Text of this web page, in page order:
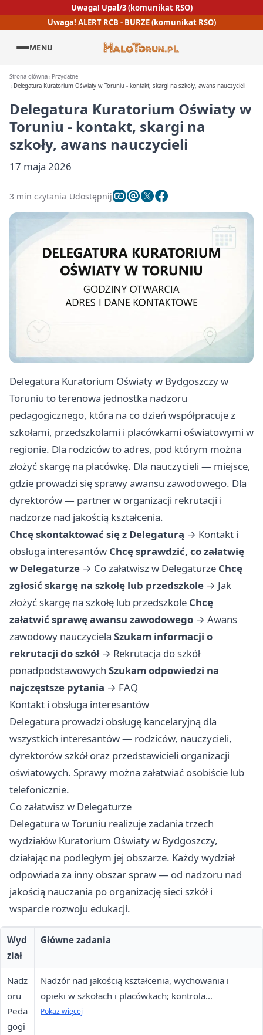
Uwaga! Upał/3 (komunikat RSO)
Uwaga! ALERT RCB - BURZE (komunikat RSO)
MENU
Strona główna
Przydatne
Delegatura Kuratorium Oświaty w Toruniu - kontakt, skargi na szkoły, awans nauczycieli
Delegatura Kuratorium Oświaty w
Toruniu - kontakt, skargi na
szkoły, awans nauczycieli
17 maja 2026
3 min czytania Udostępnij
Delegatura Kuratorium Oświaty w Bydgoszczy w
Toruniu to terenowa jednostka nadzoru
pedagogicznego, która na co dzień współpracuje z
szkołami, przedszkolami i placówkami oświatowymi w
regionie. Dla rodziców to adres, pod którym można
złożyć skargę na placówkę. Dla nauczycieli — miejsce,
gdzie prowadzi się sprawy awansu zawodowego. Dla
dyrektorów — partner w organizacji rekrutacji i
nadzorze nad jakością kształcenia.
Chcę skontaktować się z Delegaturą → Kontakt i
obsługa interesantów Chcę sprawdzić, co załatwię
w Delegaturze → Co załatwisz w Delegaturze Chcę
zgłosić skargę na szkołę lub przedszkole → Jak
złożyć skargę na szkołę lub przedszkole Chcę
załatwić sprawę awansu zawodowego → Awans
zawodowy nauczyciela Szukam informacji o
rekrutacji do szkół → Rekrutacja do szkół
ponadpodstawowych Szukam odpowiedzi na
najczęstsze pytania → FAQ
Kontakt i obsługa interesantów
Delegatura prowadzi obsługę kancelaryjną dla
wszystkich interesantów — rodziców, nauczycieli,
dyrektorów szkół oraz przedstawicieli organizacji
oświatowych. Sprawy można załatwiać osobiście lub
telefonicznie.
Co załatwisz w Delegaturze
Delegatura w Toruniu realizuje zadania trzech
wydziałów Kuratorium Oświaty w Bydgoszczy,
działając na podległym jej obszarze. Każdy wydział
odpowiada za inny obszar spraw — od nadzoru nad
jakością nauczania po organizację sieci szkół i
wsparcie rozwoju edukacji.
Wyd
ział
Główne zadania
Nadz
oru
Peda
gogi
Nadzór nad jakością kształcenia, wychowania i
opieki w szkołach i placówkach; kontrola
przestrzegania przepisów prawa oświatowego;
Pokaż więcej